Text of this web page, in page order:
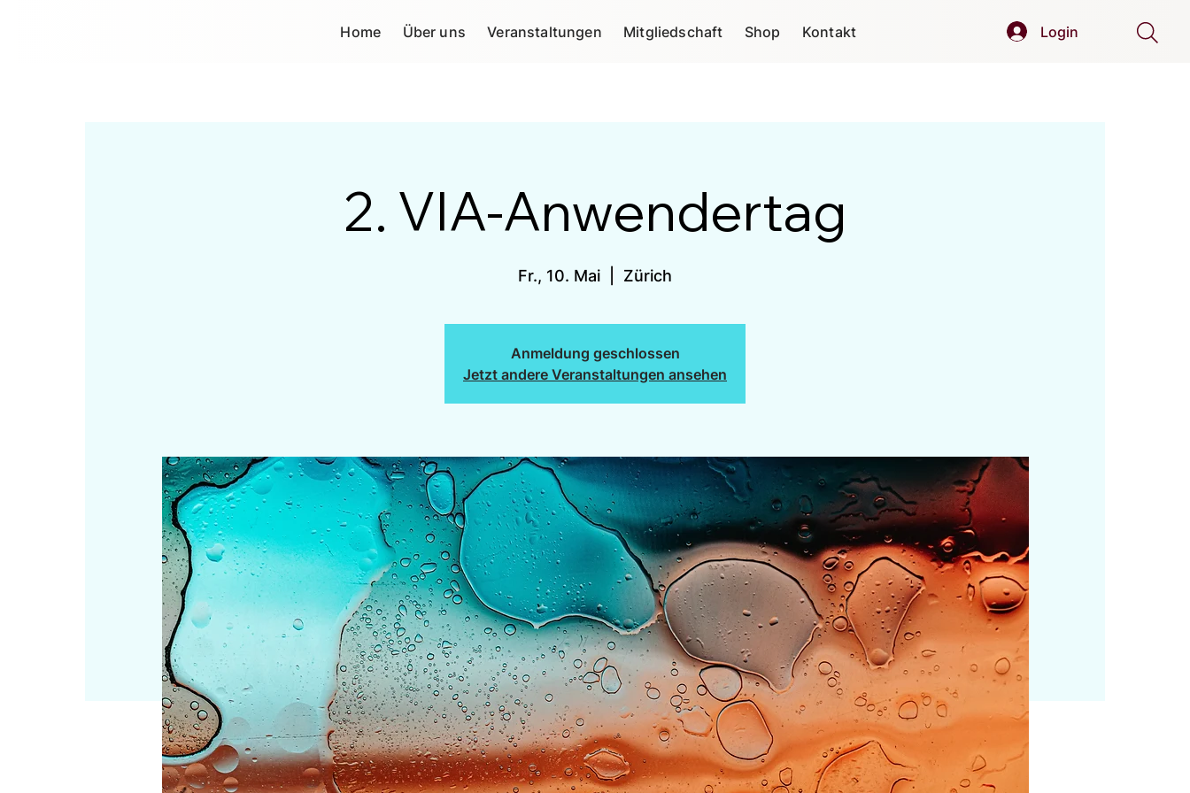
Login
Home Über uns Veranstaltungen Mitgliedschaft Shop Kontakt
2. VIA-Anwendertag
Fr., 10. Mai Zürich
Anmeldung geschlossen
Jetzt andere Veranstaltungen ansehen